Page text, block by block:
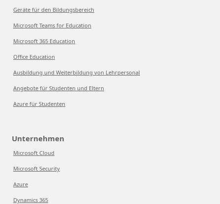
Geräte für den Bildungsbereich
Microsoft Teams for Education
Microsoft 365 Education
Office Education
Ausbildung und Weiterbildung von Lehrpersonal
Angebote für Studenten und Eltern
Azure für Studenten
Unternehmen
Microsoft Cloud
Microsoft Security
Azure
Dynamics 365